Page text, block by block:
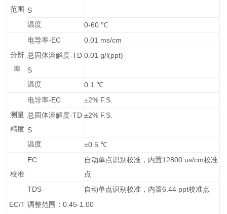
范围
S
温度 0-60℃
分辨
率
电导率-EC 0.01 ms/cm
总固体溶解度-TD
S
0.01 g/l(ppt)
温度 0.1℃
测量
精度
电导率-EC ±2% F.S.
总固体溶解度-TD
S
±2% F.S.
温度 ±0.5℃
校准
EC 自动单点识别校准，内置12800 us/cm校准
点
TDS 自动单点识别校准，内置6.44 ppt校准点
EC/T 调整范围：0.45-1.00